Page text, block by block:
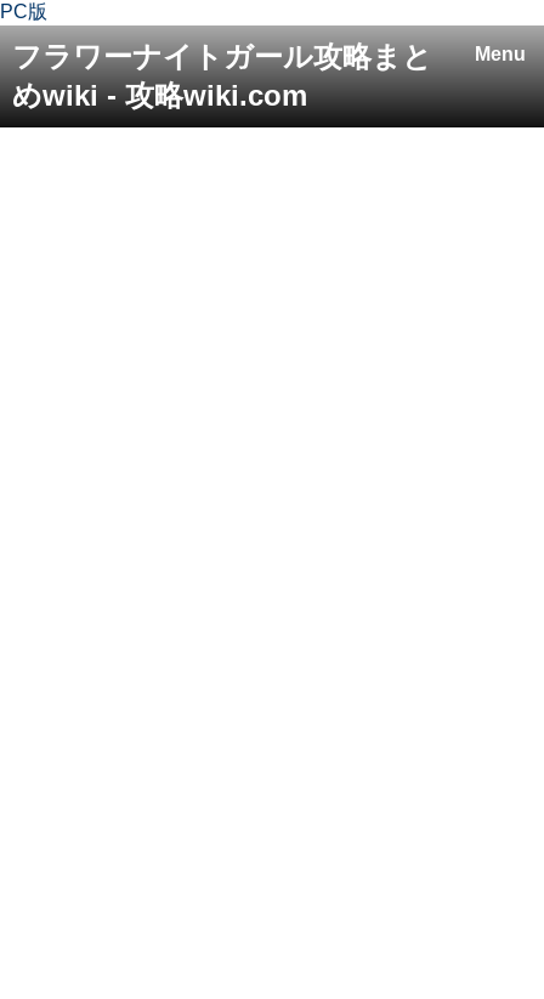
PC版
Menu
フラワーナイトガール攻略まと
めwiki - 攻略wiki.com